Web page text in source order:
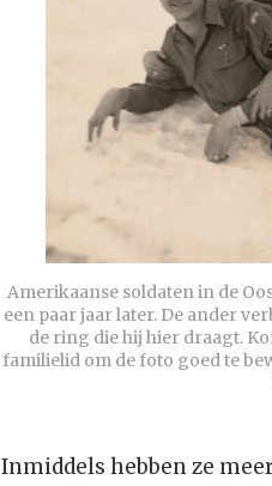
Amerikaanse soldaten in de
een paar jaar later. De ander
de ring die hij hier draagt.
familielid om de foto goed te
Inmiddels hebben ze